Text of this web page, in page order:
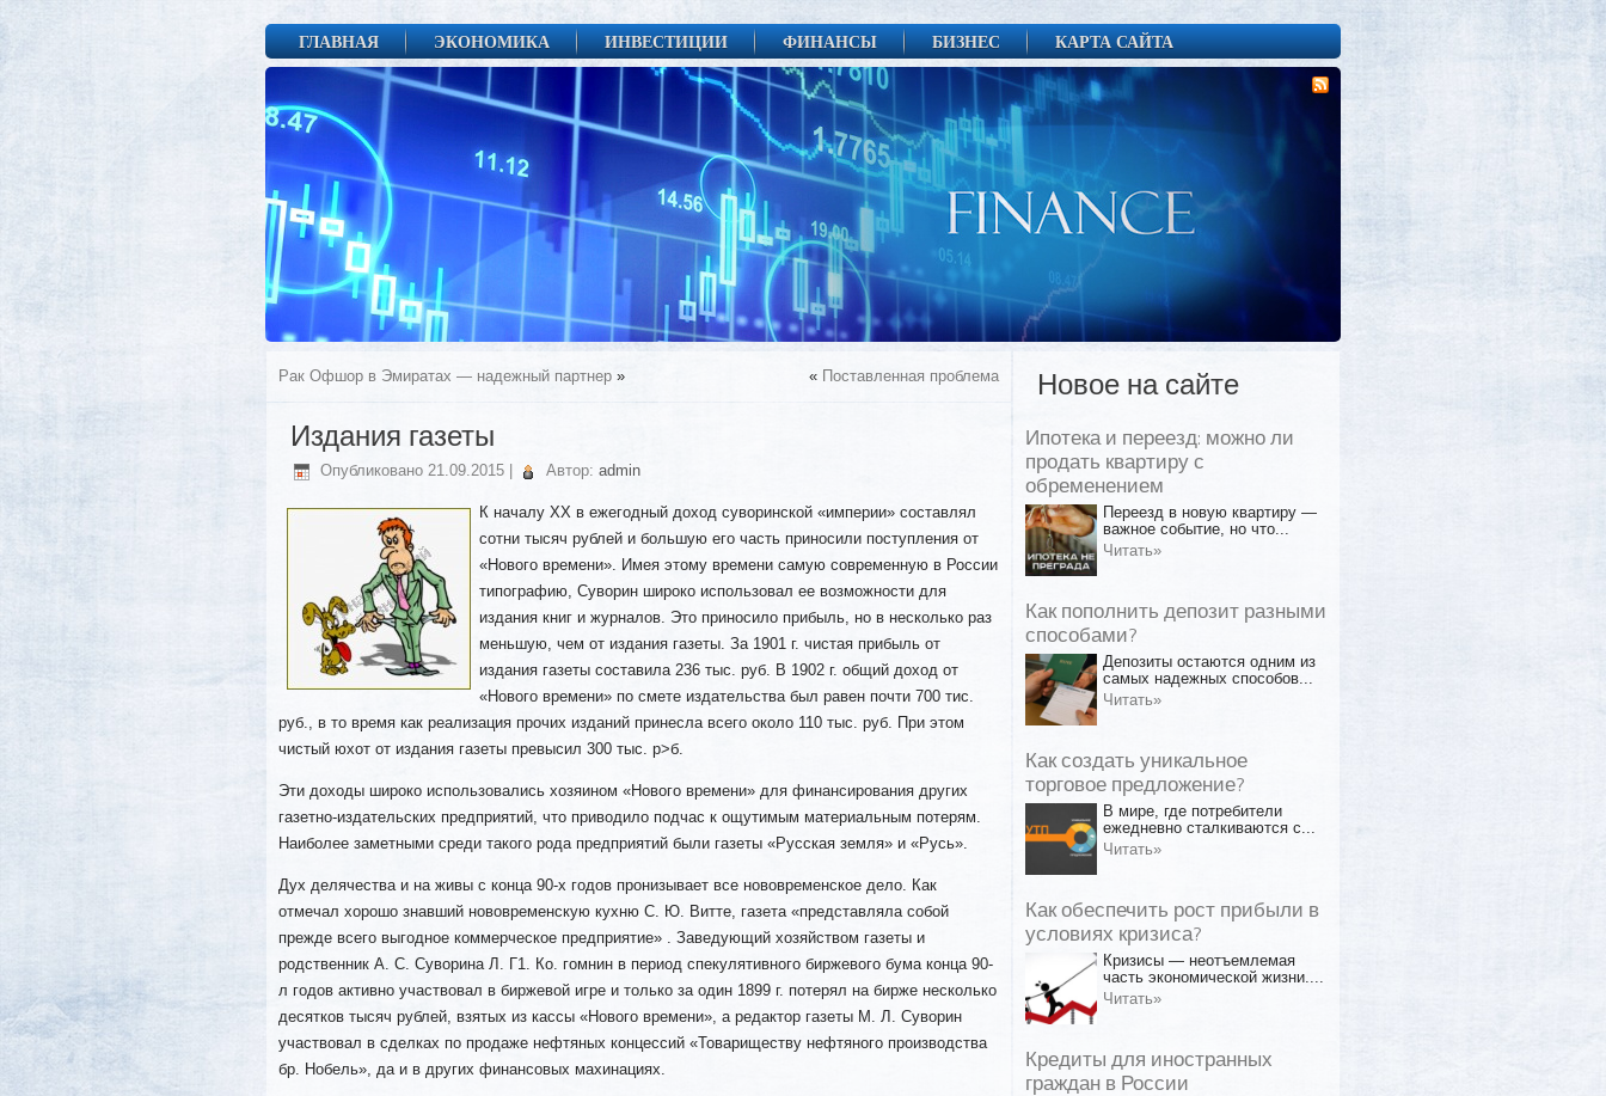
ГЛАВНАЯ ЭКОНОМИКА ИНВЕСТИЦИИ ФИНАНСЫ БИЗНЕС КАРТА САЙТА
Рак Офшор в Эмиратах — надежный партнер » « Поставленная проблема
Издания газеты
Опубликовано 21.09.2015 Автор: admin
К началу XX в ежегодный доход суворинской «империи» составлял
сотни тысяч рублей и большую его часть приносили поступления от
«Нового времени». Имея этому времени самую современную в России
типографию, Суворин широко использовал ее возможности для
издания книг и журналов. Это приносило прибыль, но в несколько раз
меньшую, чем от издания газеты. За 1901 г. чистая прибыль от
издания газеты составила 236 тыс. руб. В 1902 г. общий доход от
«Нового времени» по смете издательства был равен почти 700 тис.
руб., в то время как реализация прочих изданий принесла всего около 110 тыс. руб. При этом
чистый юхот от издания газеты превысил 300 тыс. р>б.
Эти доходы широко использовались хозяином «Нового времени» для финансирования других
газетно-издательских предприятий, что приводило подчас к ощутимым материальным потерям.
Наиболее заметными среди такого рода предприятий были газеты «Русская земля» и «Русь».
Дух делячества и на живы с конца 90-х годов пронизывает все нововременское дело. Как
отмечал хорошо знавший нововременскую кухню С. Ю. Витте, газета «представляла собой
прежде всего выгодное коммерческое предприятие» . Заведующий хозяйством газеты и
родственник А. С. Суворина Л. Г1. Ко. гомнин в период спекулятивного биржевого бума конца 90-
л годов активно участвовал в биржевой игре и только за один 1899 г. потерял на бирже несколько
десятков тысяч рублей, взятых из кассы «Нового времени», а редактор газеты М. Л. Суворин
участвовал в сделках по продаже нефтяных концессий «Товариществу нефтяного производства
бр. Нобель», да и в других финансовых махинациях.
Новое на сайте
Ипотека и переезд: можно ли
продать квартиру с
обременением
Переезд в новую квартиру —
важное событие, но что...
Читать»
Как пополнить депозит разными
способами?
Депозиты остаются одним из
самых надежных способов...
Читать»
Как создать уникальное
торговое предложение?
В мире, где потребители
ежедневно сталкиваются с...
Читать»
Как обеспечить рост прибыли в
условиях кризиса?
Кризисы — неотъемлемая
часть экономической жизни....
Читать»
Кредиты для иностранных
граждан в России